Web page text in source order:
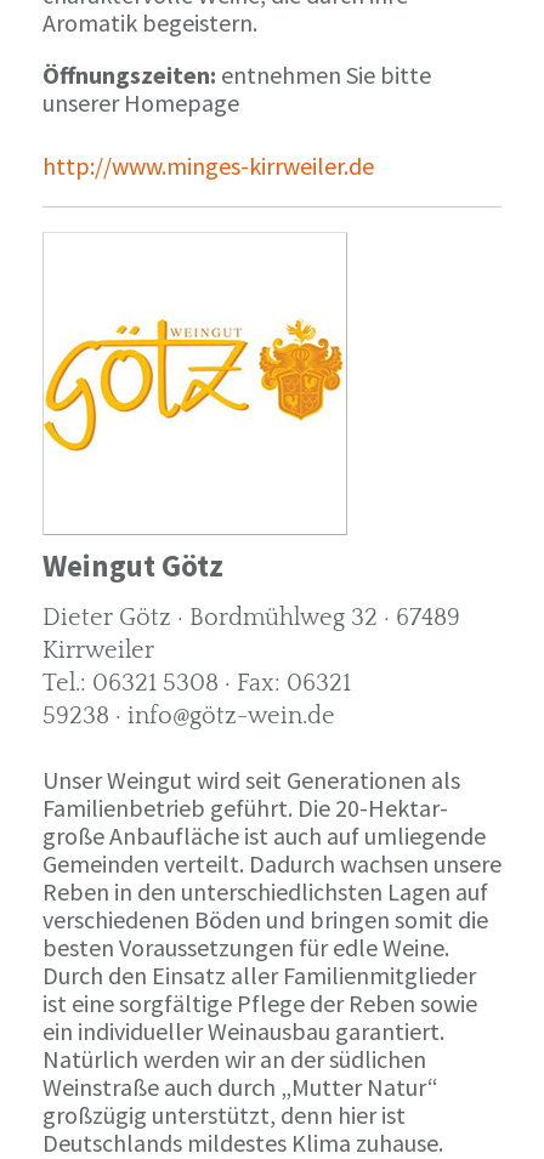
Aromatik begeistern.
Öffnungszeiten: entnehmen Sie bitte
unserer Homepage
http://www.minges-kirrweiler.de
Weingut Götz
Dieter Götz · Bordmühlweg 32 · 67489
Kirrweiler
Tel.: 06321 5308 · Fax: 06321
59238 · info@götz-wein.de
Unser Weingut wird seit Generationen als
Familienbetrieb geführt. Die 20-Hektar-
große Anbaufläche ist auch auf umliegende
Gemeinden verteilt. Dadurch wachsen unsere
Reben in den unterschiedlichsten Lagen auf
verschiedenen Böden und bringen somit die
besten Voraussetzungen für edle Weine.
Durch den Einsatz aller Familienmitglieder
ist eine sorgfältige Pflege der Reben sowie
ein individueller Weinausbau garantiert.
Natürlich werden wir an der südlichen
Weinstraße auch durch „Mutter Natur“
großzügig unterstützt, denn hier ist
Deutschlands mildestes Klima zuhause.